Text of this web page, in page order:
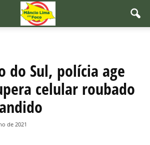
do Sul, polícia age
celular roubado
de 2021